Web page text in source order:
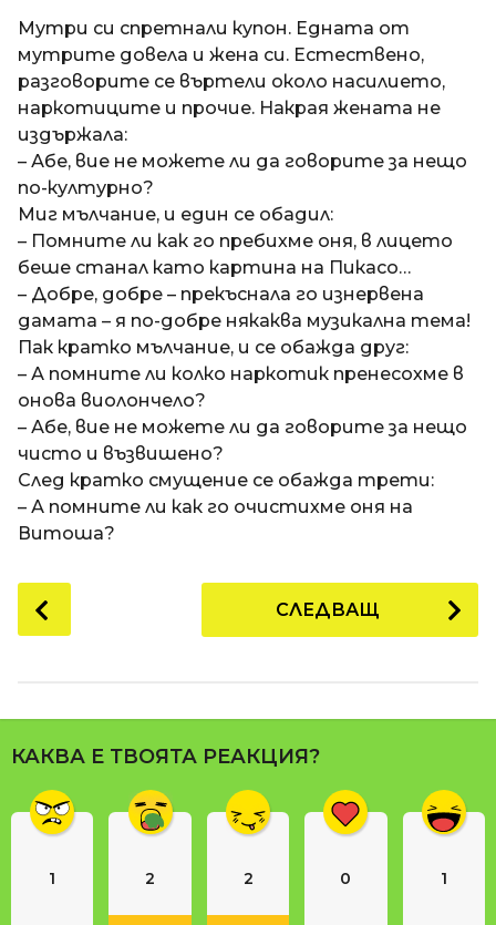
п
р
е
д
и
1
8
г
о
д
и
н
и
п
р
е
д
и
t
i
Мутри си спретнали купон. Едната от
мутрите довела и жена си. Естествено,
разговорите се въртели около насилието,
наркотиците и прочие. Накрая жената не
издържала:
– Абе, вие не можете ли да говорите за нещо
по-културно?
Миг мълчание, и един се обадил:
– Помните ли как го пребихме оня, в лицето
беше станал като картина на Пикасо…
– Добре, добре – прекъснала го изнервена
дамата – я по-добре някаква музикална тема!
Пак кратко мълчание, и се обажда друг:
– А помните ли колко наркотик пренесохме в
онова виолончело?
– Абе, вие не можете ли да говорите за нещо
чисто и възвишено?
След кратко смущение се обажда трети:
– А помните ли как го очистихме оня на
Витоша?
o
P
a
g
n
СЛЕДВАЩ
КАКВА Е ТВОЯТА РЕАКЦИЯ?
1 2 2 0 1